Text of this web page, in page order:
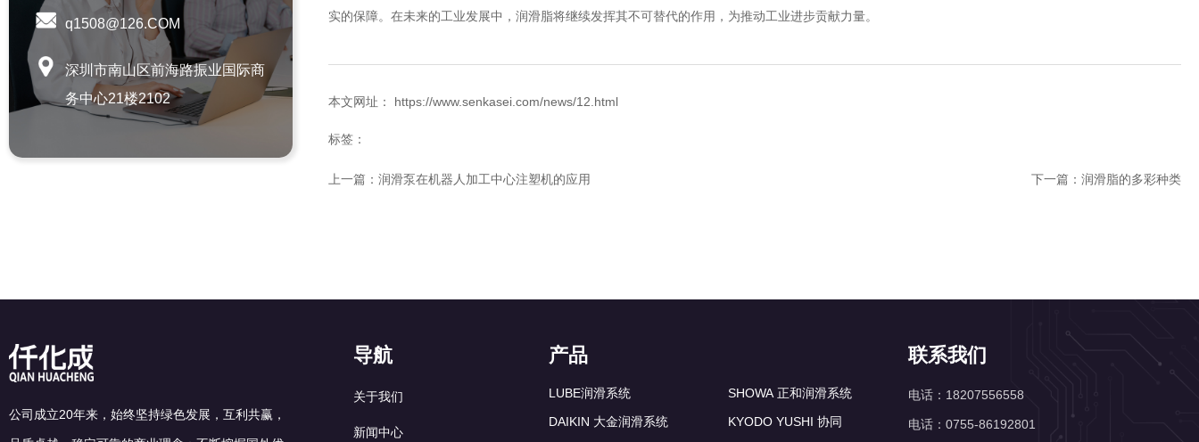
q1508@126.COM
深圳市南山区前海路振业国际商
务中心21楼2102
实的保障。在未来的工业发展中，润滑脂将继续发挥其不可替代的作用，为推动工业进步贡献力量。
本文网址： https://www.senkasei.com/news/12.html
标签：
上一篇： 润滑泵在机器人加工中心注塑机的应用 下一篇： 润滑脂的多彩种类
公司成立20年来，始终坚持绿色发展，互利共赢，
导航
关于我们
新闻中心
产品
LUBE润滑系统
SHOWA 正和润滑系统
DAIKIN 大金润滑系统
KYODO YUSHI 协同
联系我们
电话：18207556558
电话：0755-86192801